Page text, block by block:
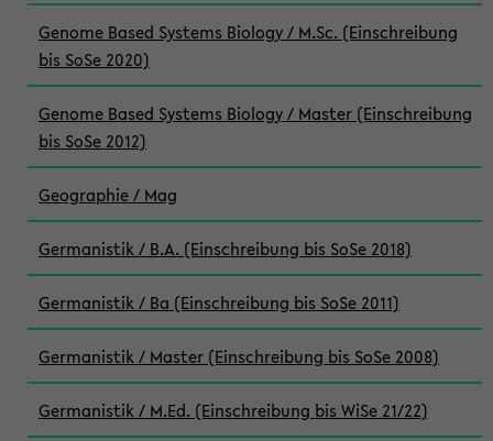
Genome Based Systems Biology / M.Sc. (Einschreibung
bis SoSe 2020)
Genome Based Systems Biology / Master (Einschreibung
bis SoSe 2012)
Geographie / Mag
Germanistik / B.A. (Einschreibung bis SoSe 2018)
Germanistik / Ba (Einschreibung bis SoSe 2011)
Germanistik / Master (Einschreibung bis SoSe 2008)
Germanistik / M.Ed. (Einschreibung bis WiSe 21/22)